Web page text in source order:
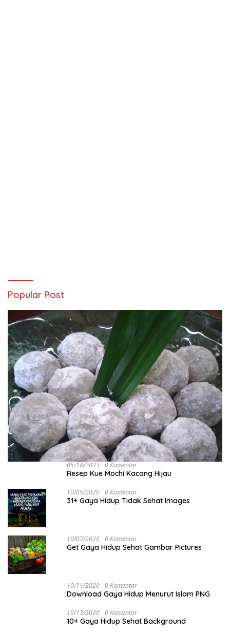
Popular Post
05/18/2023 0 Komentar
Resep Kue Mochi Kacang Hijau
10/05/2020 0 Komentar
31+ Gaya Hidup Tidak Sehat Images
10/07/2020 0 Komentar
Get Gaya Hidup Sehat Gambar Pictures
10/11/2020 0 Komentar
Download Gaya Hidup Menurut Islam PNG
10/13/2020 0 Komentar
10+ Gaya Hidup Sehat Background